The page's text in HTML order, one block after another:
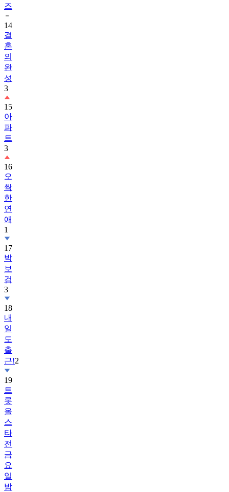
즈
14
결
혼
의
완
성
3
15
아
파
트
3
16
오
싹
한
연
애
1
17
박
보
검
3
18
내
일
도
출
근!2
19
트
롯
올
스
타
전
금
요
일
밤